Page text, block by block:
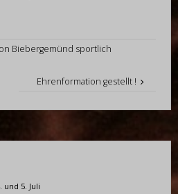
Biebergemünd sportlich
Ehrenformation gestellt !
und 5. Juli